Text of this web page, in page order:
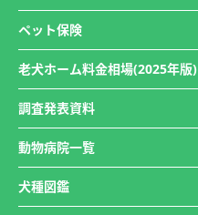
ペット保険
老犬ホーム料金相場(2025年版)
調査発表資料
動物病院一覧
犬種図鑑